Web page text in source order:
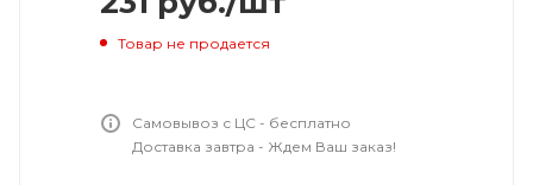
Товар не продается
Самовывоз с ЦС - бесплатно
Доставка завтра - Ждем Ваш заказ!